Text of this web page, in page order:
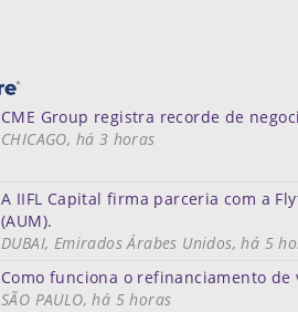
CME Group registra recorde de
CHICAGO, há 3 horas
A IIFL Capital firma parceria com a
(AUM).
DUBAI, Emirados Árabes Unidos, há 5
Como funciona o refinanciamento
SÃO PAULO, há 5 horas